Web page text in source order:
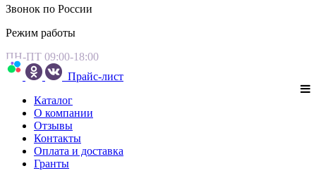
Звонок по России
Режим работы
ПН-ПТ 09:00-18:00
Прайс-лист
Каталог
О компании
Отзывы
Контакты
Оплата и доставка
Гранты